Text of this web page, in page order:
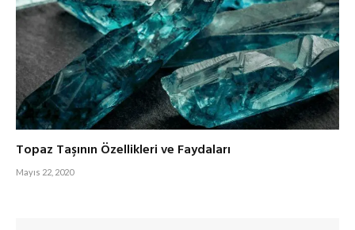
Topaz Taşının Özellikleri ve Faydaları
Mayıs 22, 2020